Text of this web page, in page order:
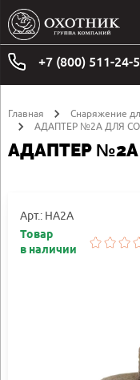
+7 (800) 511-24-
Главная Снаряжение
АДАПТЕР №2A ДЛЯ
АДАПТЕР №2A
Арт.: HA2A
Товар
в наличии